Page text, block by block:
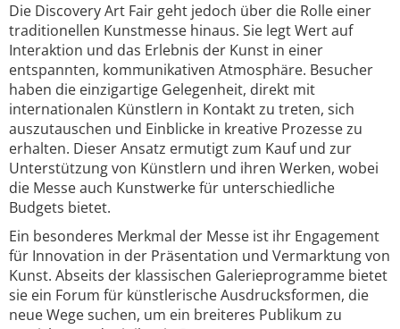
Die Discovery Art Fair geht jedoch über die Rolle einer
traditionellen Kunstmesse hinaus. Sie legt Wert auf
Interaktion und das Erlebnis der Kunst in einer
entspannten, kommunikativen Atmosphäre. Besucher
haben die einzigartige Gelegenheit, direkt mit
internationalen Künstlern in Kontakt zu treten, sich
auszutauschen und Einblicke in kreative Prozesse zu
erhalten. Dieser Ansatz ermutigt zum Kauf und zur
Unterstützung von Künstlern und ihren Werken, wobei
die Messe auch Kunstwerke für unterschiedliche
Budgets bietet.
Ein besonderes Merkmal der Messe ist ihr Engagement
für Innovation in der Präsentation und Vermarktung von
Kunst. Abseits der klassischen Galerieprogramme bietet
sie ein Forum für künstlerische Ausdrucksformen, die
neue Wege suchen, um ein breiteres Publikum zu